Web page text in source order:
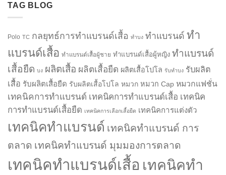
TAG BLOG
Polo TC กลยุทธ์การทำแบรนด์เสื้อ ทำบง ทำแบรนด์ ทำ
แบรนด์เสื้อ ทำแบรนด์เสื้อผู้ชาย ทำแบรนด์เสื้อผู้หญิง ทำแบรนด์
เสื้อยืด บง ผลิตเสื้อ ผลิตเสื้อยืด ผลิตเสื้อโปโล รับทำบง รับผลิต
เสื้อ รับผลิตเสื้อยืด รับผลิตเสื้อโปโล หมวก หมวก Cap หมวกแฟชั่น
เทคนิคการทำแบรนด์ เทคนิคการทำแบรนด์เสื้อ เทคนิค
การทำแบรนด์เสื้อยืด เทคนิคการเลือกเสื้อยืด เทคนิคการแต่งตัว
เทคนิคทำแบรนด์ เทคนิคทำแบรนด์ การ
ตลาด เทคนิคทำแบรนด์ มุมมองการตลาด
เทคนิคทำแบรนด์เสื้อ เทคนิคทำ